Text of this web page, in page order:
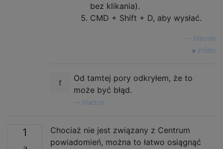
bez klikania).
CMD + Shift + D, aby wysłać.
Macrod
źródło
Od tamtej pory odkryłem, że to
może być błąd.
Macrod
1
Chociaż nie jest związany z Centrum
powiadomień, można to łatwo osiągnąć